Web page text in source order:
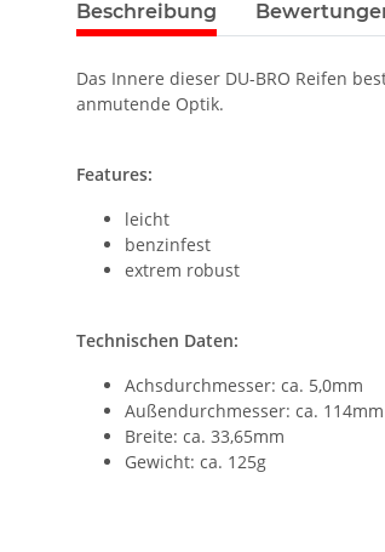
Beschreibung
Das Innere dieser DU-BRO Reifen
anmutende Optik.
Features:
leicht
benzinfest
extrem robust
Technischen Daten:
Achsdurchmesser: ca. 5,0mm
Außendurchmesser: ca. 114mm
Breite: ca. 33,65mm
Gewicht: ca. 125g